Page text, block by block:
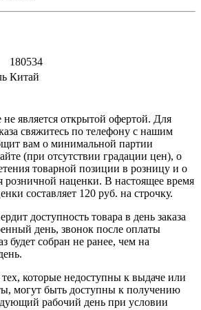
180534
Китай
является открытой офертой. Для
свяжитесь по телефону с нашим
вам о минимальной партии
(при отсутствии градации цен), о
товарной позиции в розницу и о
розничной наценки. В настоящее время
составляет 120 руб. на строчку.
доступность товара в день заказа
день, звонок после оплаты
будет собран не ранее, чем на
которые недоступны к выдаче или
могут быть доступны к получению
рабочий день при условии